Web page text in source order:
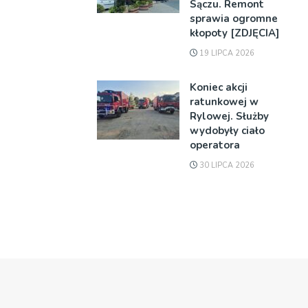
Sączu. Remont
sprawia ogromne
kłopoty [ZDJĘCIA]
19 LIPCA 2026
Koniec akcji
ratunkowej w
Rylowej. Służby
wydobyły ciało
operatora
30 LIPCA 2026